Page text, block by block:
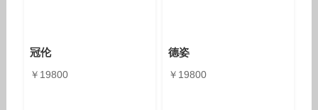
冠伦
￥19800
德姿
￥19800